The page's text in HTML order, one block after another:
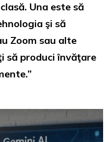
Una este să
şi să
Zoom sau alte
să produci învăţare